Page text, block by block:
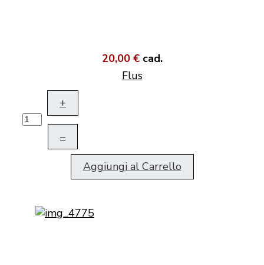
20,00 € cad.
Flus
+
–
Aggiungi al Carrello